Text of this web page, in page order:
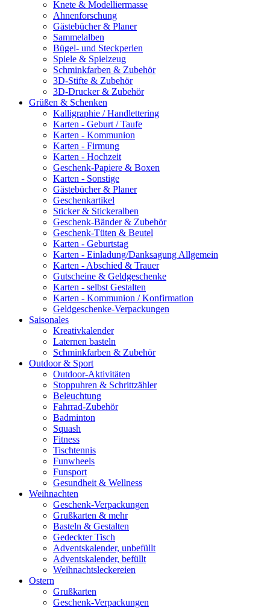
Knete & Modelliermasse
Ahnenforschung
Gästebücher & Planer
Sammelalben
Bügel- und Steckperlen
Spiele & Spielzeug
Schminkfarben & Zubehör
3D-Stifte & Zubehör
3D-Drucker & Zubehör
Grüßen & Schenken
Kalligraphie / Handlettering
Karten - Geburt / Taufe
Karten - Kommunion
Karten - Firmung
Karten - Hochzeit
Geschenk-Papiere & Boxen
Karten - Sonstige
Gästebücher & Planer
Geschenkartikel
Sticker & Stickeralben
Geschenk-Bänder & Zubehör
Geschenk-Tüten & Beutel
Karten - Geburtstag
Karten - Einladung/Danksagung Allgemein
Karten - Abschied & Trauer
Gutscheine & Geldgeschenke
Karten - selbst Gestalten
Karten - Kommunion / Konfirmation
Geldgeschenke-Verpackungen
Saisonales
Kreativkalender
Laternen basteln
Schminkfarben & Zubehör
Outdoor & Sport
Outdoor-Aktivitäten
Stoppuhren & Schrittzähler
Beleuchtung
Fahrrad-Zubehör
Badminton
Squash
Fitness
Tischtennis
Funwheels
Funsport
Gesundheit & Wellness
Weihnachten
Geschenk-Verpackungen
Grußkarten & mehr
Basteln & Gestalten
Gedeckter Tisch
Adventskalender, unbefüllt
Adventskalender, befüllt
Weihnachtsleckereien
Ostern
Grußkarten
Geschenk-Verpackungen